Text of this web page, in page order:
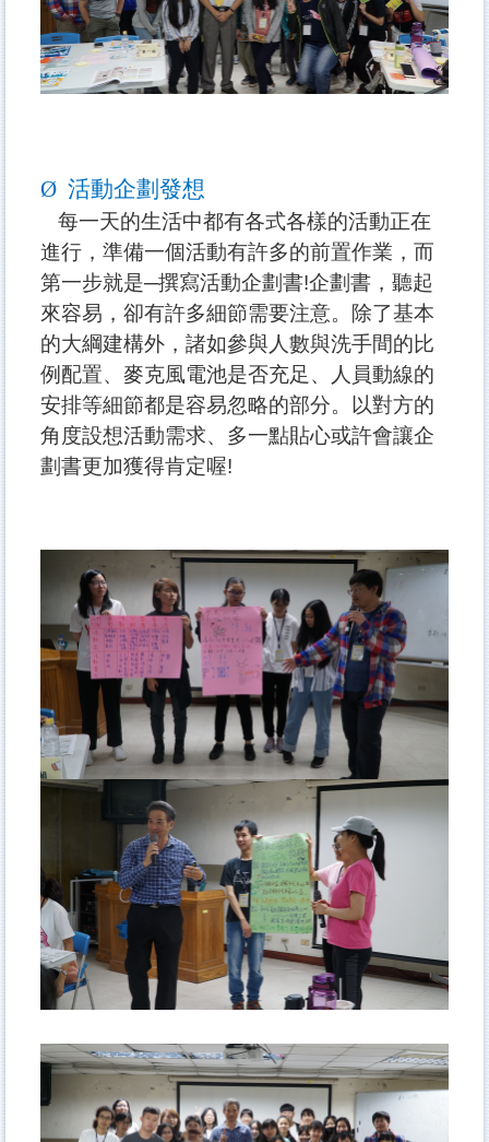
Ø 活動企劃發想
每一天的生活中都有各式各樣的活動正在
進行，準備一個活動有許多的前置作業，而
第一步就是─撰寫活動企劃書!企劃書，聽起
來容易，卻有許多細節需要注意。除了基本
的大綱建構外，諸如參與人數與洗手間的比
例配置、麥克風電池是否充足、人員動線的
安排等細節都是容易忽略的部分。以對方的
角度設想活動需求、多一點貼心或許會讓企
劃書更加獲得肯定喔!